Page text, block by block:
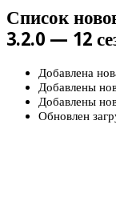
Список
3.2.0 — 12
Добавлена
Добавлены
Добавлены
Обновлен